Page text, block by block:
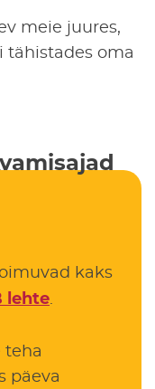
meie juures,
tähistades oma
kaks
lehte.
teha
päeva